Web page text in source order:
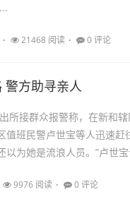
21468 阅读 0 评论
警方助寻亲人
所接群众报警称，在新和
值班民警卢世宝等人迅速赶
以为她是流浪人员。”卢世
9976 阅读 0 评论